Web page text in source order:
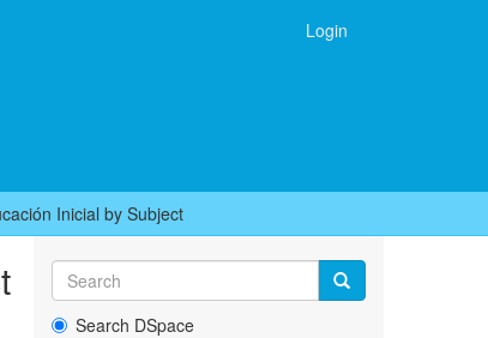
Login
Inicial by Subject
Search DSpace